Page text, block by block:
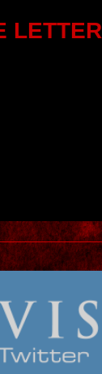
LETTER